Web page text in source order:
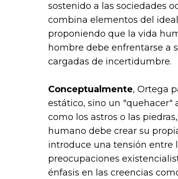
sostenido a las sociedades
combina elementos del
proponiendo que la vida
hombre debe enfrentarse a
cargadas de incertidumbre.
Conceptualmente, Ortega
estático, sino un "quehacer"
como los astros o las
humano debe crear su
introduce una tensión entre
preocupaciones
énfasis en las creencias